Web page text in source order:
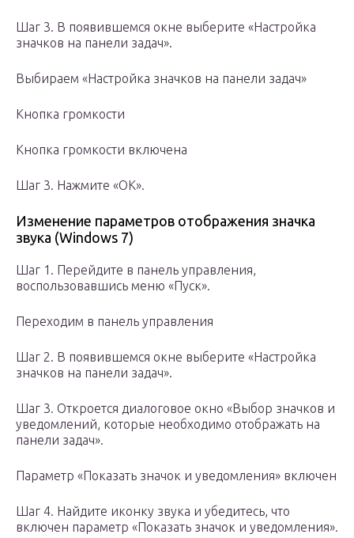
Шаг 3. В появившемся окне выберите «Настройка
значков на панели задач».
Выбираем «Настройка значков на панели задач»
Кнопка громкости
Кнопка громкости включена
Шаг 3. Нажмите «ОК».
Изменение параметров отображения значка
звука (Windows 7)
Шаг 1. Перейдите в панель управления,
воспользовавшись меню «Пуск».
Переходим в панель управления
Шаг 2. В появившемся окне выберите «Настройка
значков на панели задач».
Шаг 3. Откроется диалоговое окно «Выбор значков и
уведомлений, которые необходимо отображать на
панели задач».
Параметр «Показать значок и уведомления» включен
Шаг 4. Найдите иконку звука и убедитесь, что
включен параметр «Показать значок и уведомления».